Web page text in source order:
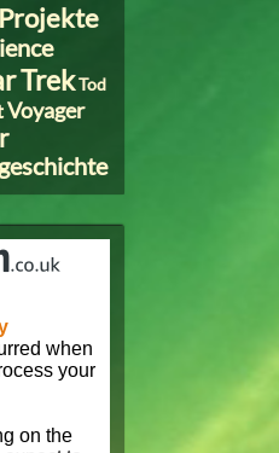
Projekte
TrekTod
Voyager